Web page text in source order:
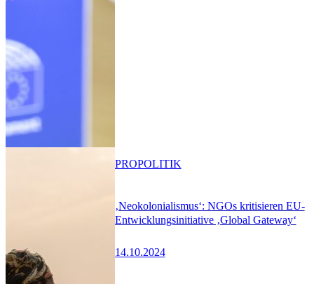
‚Neokolonialismus‘: NGOs kritisieren EU-
Entwicklungsinitiative ‚Global Gateway‘
14.10.2024
PROPOLITIK